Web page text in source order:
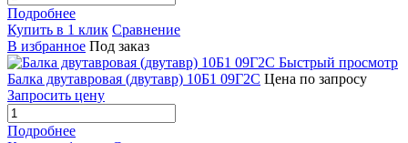
Подробнее
Купить в 1 клик Сравнение
В избранное Под заказ
Быстрый просмотр
Балка двутавровая (двутавр) 10Б1 09Г2С Цена по запросу
Запросить цену
Подробнее